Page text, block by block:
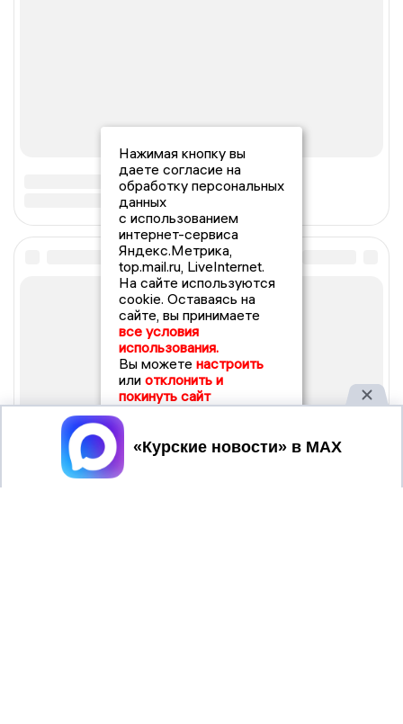
Нажимая кнопку вы
даете согласие на
обработку персональных
данных
с использованием
интернет-сервиса
Яндекс.Метрика,
top.mail.ru, LiveInternet.
На сайте используются
cookie. Оставаясь на
сайте, вы принимаете
все условия
использования.
Вы можете настроить
или отклонить и
покинуть сайт
Принять